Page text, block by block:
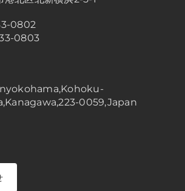
0802
0803
0059,Japan